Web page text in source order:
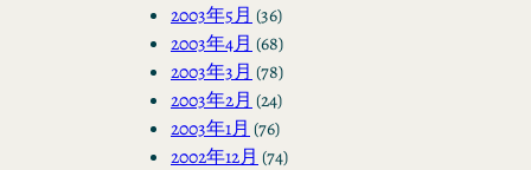
2003年5月 (36)
2003年4月 (68)
2003年3月 (78)
2003年2月 (24)
2003年1月 (76)
2002年12月 (74)